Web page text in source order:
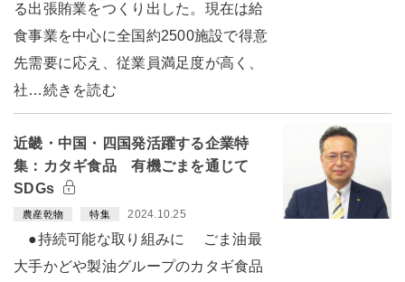
る出張賄業をつくり出した。現在は給
食事業を中心に全国約2500施設で得意
先需要に応え、従業員満足度が高く、
社…続きを読む
近畿・中国・四国発活躍する企業特
集：カタギ食品 有機ごまを通じて
SDGs
農産乾物 特集 2024.10.25
●持続可能な取り組みに ごま油最
大手かどや製油グループのカタギ食品